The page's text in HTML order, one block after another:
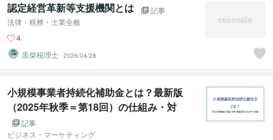
認定経営革新等支援機関とは
記事
法律・税務・士業全般
4
黒柴税理士 2026/04/28
小規模事業者持続化補助金とは？最新版
（2025年秋季＝第18回）の仕組み・対
象・申請の流れをわかりやすく解説
記事
ビジネス・マーケティング